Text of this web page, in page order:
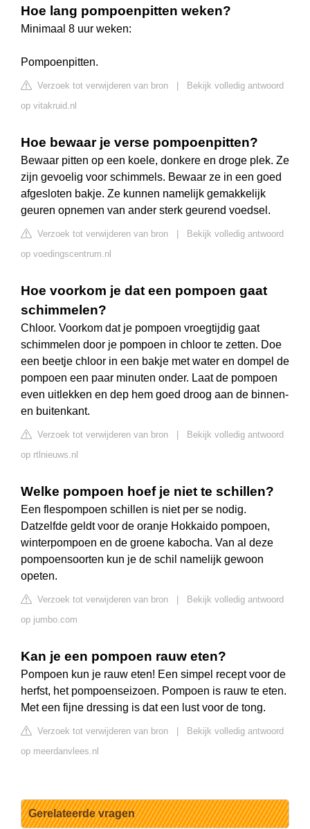
Hoe lang pompoenpitten weken?
Minimaal 8 uur weken:
Pompoenpitten.
Verzoek tot verwijderen van bron
Bekijk volledig antwoord
op vitakruid.nl
Hoe bewaar je verse pompoenpitten?
Bewaar pitten op een koele, donkere en droge plek. Ze
zijn gevoelig voor schimmels. Bewaar ze in een goed
afgesloten bakje. Ze kunnen namelijk gemakkelijk
geuren opnemen van ander sterk geurend voedsel.
Verzoek tot verwijderen van bron
Bekijk volledig antwoord
op voedingscentrum.nl
Hoe voorkom je dat een pompoen gaat
schimmelen?
Chloor. Voorkom dat je pompoen vroegtijdig gaat
schimmelen door je pompoen in chloor te zetten. Doe
een beetje chloor in een bakje met water en dompel de
pompoen een paar minuten onder. Laat de pompoen
even uitlekken en dep hem goed droog aan de binnen-
en buitenkant.
Verzoek tot verwijderen van bron
Bekijk volledig antwoord
op rtlnieuws.nl
Welke pompoen hoef je niet te schillen?
Een flespompoen schillen is niet per se nodig.
Datzelfde geldt voor de oranje Hokkaido pompoen,
winterpompoen en de groene kabocha. Van al deze
pompoensoorten kun je de schil namelijk gewoon
opeten.
Verzoek tot verwijderen van bron
Bekijk volledig antwoord
op jumbo.com
Kan je een pompoen rauw eten?
Pompoen kun je rauw eten! Een simpel recept voor de
herfst, het pompoenseizoen. Pompoen is rauw te eten.
Met een fijne dressing is dat een lust voor de tong.
Verzoek tot verwijderen van bron
Bekijk volledig antwoord
op meerdanvlees.nl
Gerelateerde vragen